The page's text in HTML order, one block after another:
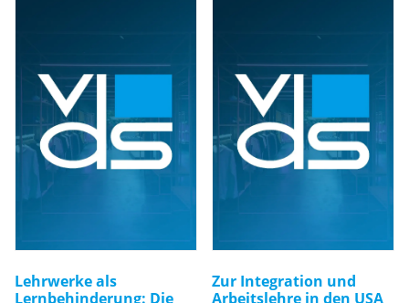
Lehrwerke als
Lernbehinderung: Die
Zur Integration und
Arbeitslehre in den USA